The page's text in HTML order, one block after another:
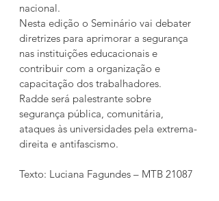
nacional.
Nesta edição o Seminário vai debater
diretrizes para aprimorar a segurança
nas instituições educacionais e
contribuir com a organização e
capacitação dos trabalhadores.
Radde será palestrante sobre
segurança pública, comunitária,
ataques às universidades pela extrema-
direita e antifascismo.
Texto: Luciana Fagundes – MTB 21087